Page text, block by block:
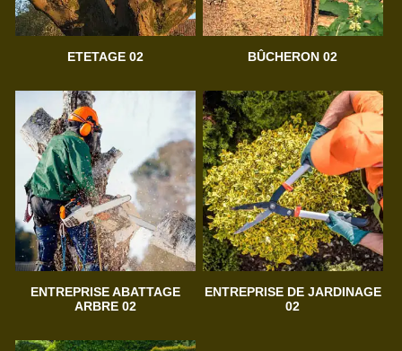
ETETAGE 02 BÛCHERON 02
ENTREPRISE ABATTAGE
ARBRE 02
ENTREPRISE DE JARDINAGE
02